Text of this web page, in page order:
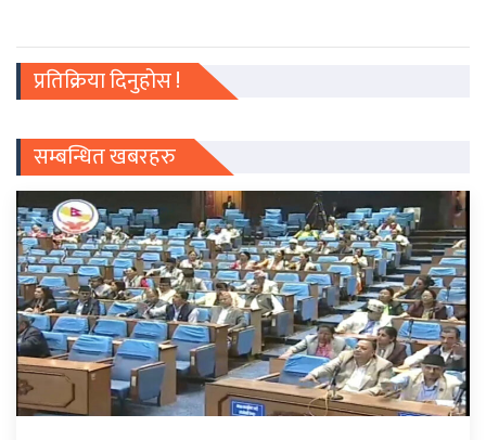
प्रतिक्रिया दिनुहोस !
सम्बन्धित खबरहरु